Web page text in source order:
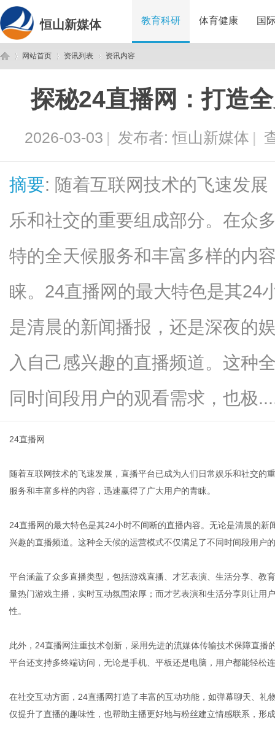
恒山新媒体 教育科研 体育健康 国
网站首页
›
资讯列表 资讯内容
探秘24直播网：打造
2026-03-03 | 发布者:恒山新媒体 |
摘要: 随着互联网技术的飞速发
乐和社交的重要组成部分。在众
特的全天候服务和丰富多样的内
睐。24直播网的最大特色是其24
是清晨的新闻播报，还是深夜的
入自己感兴趣的直播频道。这种
同时间段用户的观看需求，也极
24直播网
随着互联网技术的飞速发展，直播平台已成为人们日常娱乐和社交的
服务和丰富多样的内容，迅速赢得了广大用户的青睐。
24直播网的最大特色是其24小时不间断的直播内容。无论是清晨的
兴趣的直播频道。这种全天候的运营模式不仅满足了不同时间段用户
平台涵盖了众多直播类型，包括游戏直播、才艺表演、生活分享、教
量热门游戏主播，实时互动氛围浓厚；而才艺表演和生活分享则让用
性。
此外，24直播网注重技术创新，采用先进的流媒体传输技术保障直
平台还支持多终端访问，无论是手机、平板还是电脑，用户都能轻松
在社交互动方面，24直播网打造了丰富的互动功能，如弹幕聊天、
仅提升了直播的趣味性，也帮助主播更好地与粉丝建立情感联系，形